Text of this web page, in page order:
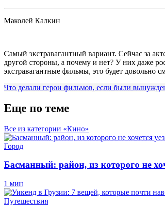
Маколей Калкин
Самый экстравагантный вариант. Сейчас за
другой стороны, а почему и нет? У них даже
экстравагантные фильмы, это будет довольно
Что делали герои фильмов, если были
Еще по теме
Все из категории «Кино»
Город
Басманный: район, из которого не
1 мин
Путешествия